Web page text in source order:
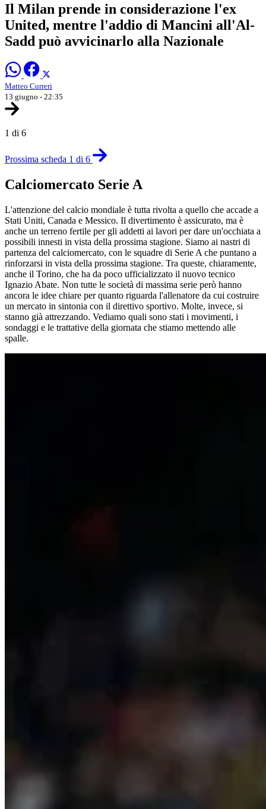
Il Milan prende in considerazione l'ex
United, mentre l'addio di Mancini all'Al-
Sadd può avvicinarlo alla Nazionale
Matteo Curreri
13 giugno - 22:35
1 di 6
Prossima scheda 1 di 6
Calciomercato Serie A
L'attenzione del calcio mondiale è tutta rivolta a quello che accade a
Stati Uniti, Canada e Messico. Il divertimento è assicurato, ma è
anche un terreno fertile per gli addetti ai lavori per dare un'occhiata a
possibili innesti in vista della prossima stagione. Siamo ai nastri di
partenza del calciomercato, con le squadre di Serie A che puntano a
rinforzarsi in vista della prossima stagione. Tra queste, chiaramente,
anche il Torino, che ha da poco ufficializzato il nuovo tecnico
Ignazio Abate. Non tutte le società di massima serie però hanno
ancora le idee chiare per quanto riguarda l'allenatore da cui costruire
un mercato in sintonia con il direttivo sportivo. Molte, invece, si
stanno già attrezzando. Vediamo quali sono stati i movimenti, i
sondaggi e le trattative della giornata che stiamo mettendo alle
spalle.